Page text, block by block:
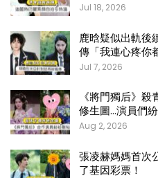
Jul 18, 2026
鹿晗疑似出軌後
傳「我連心疼你
Jul 7, 2026
《將門獨后》
修生圖…演員們
Aug 2, 2026
張凌赫媽媽首次
了基因彩票！